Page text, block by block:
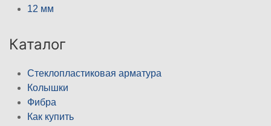
12 мм
Каталог
Стеклопластиковая арматура
Колышки
Фибра
Как купить